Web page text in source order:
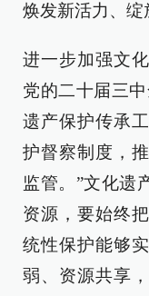
焕发新活力、绽
进一步加强文
党的二十届三
遗产保护传承
护督察制度，
监管。”文化遗
资源，要始终
统性保护能够
弱、资源共享